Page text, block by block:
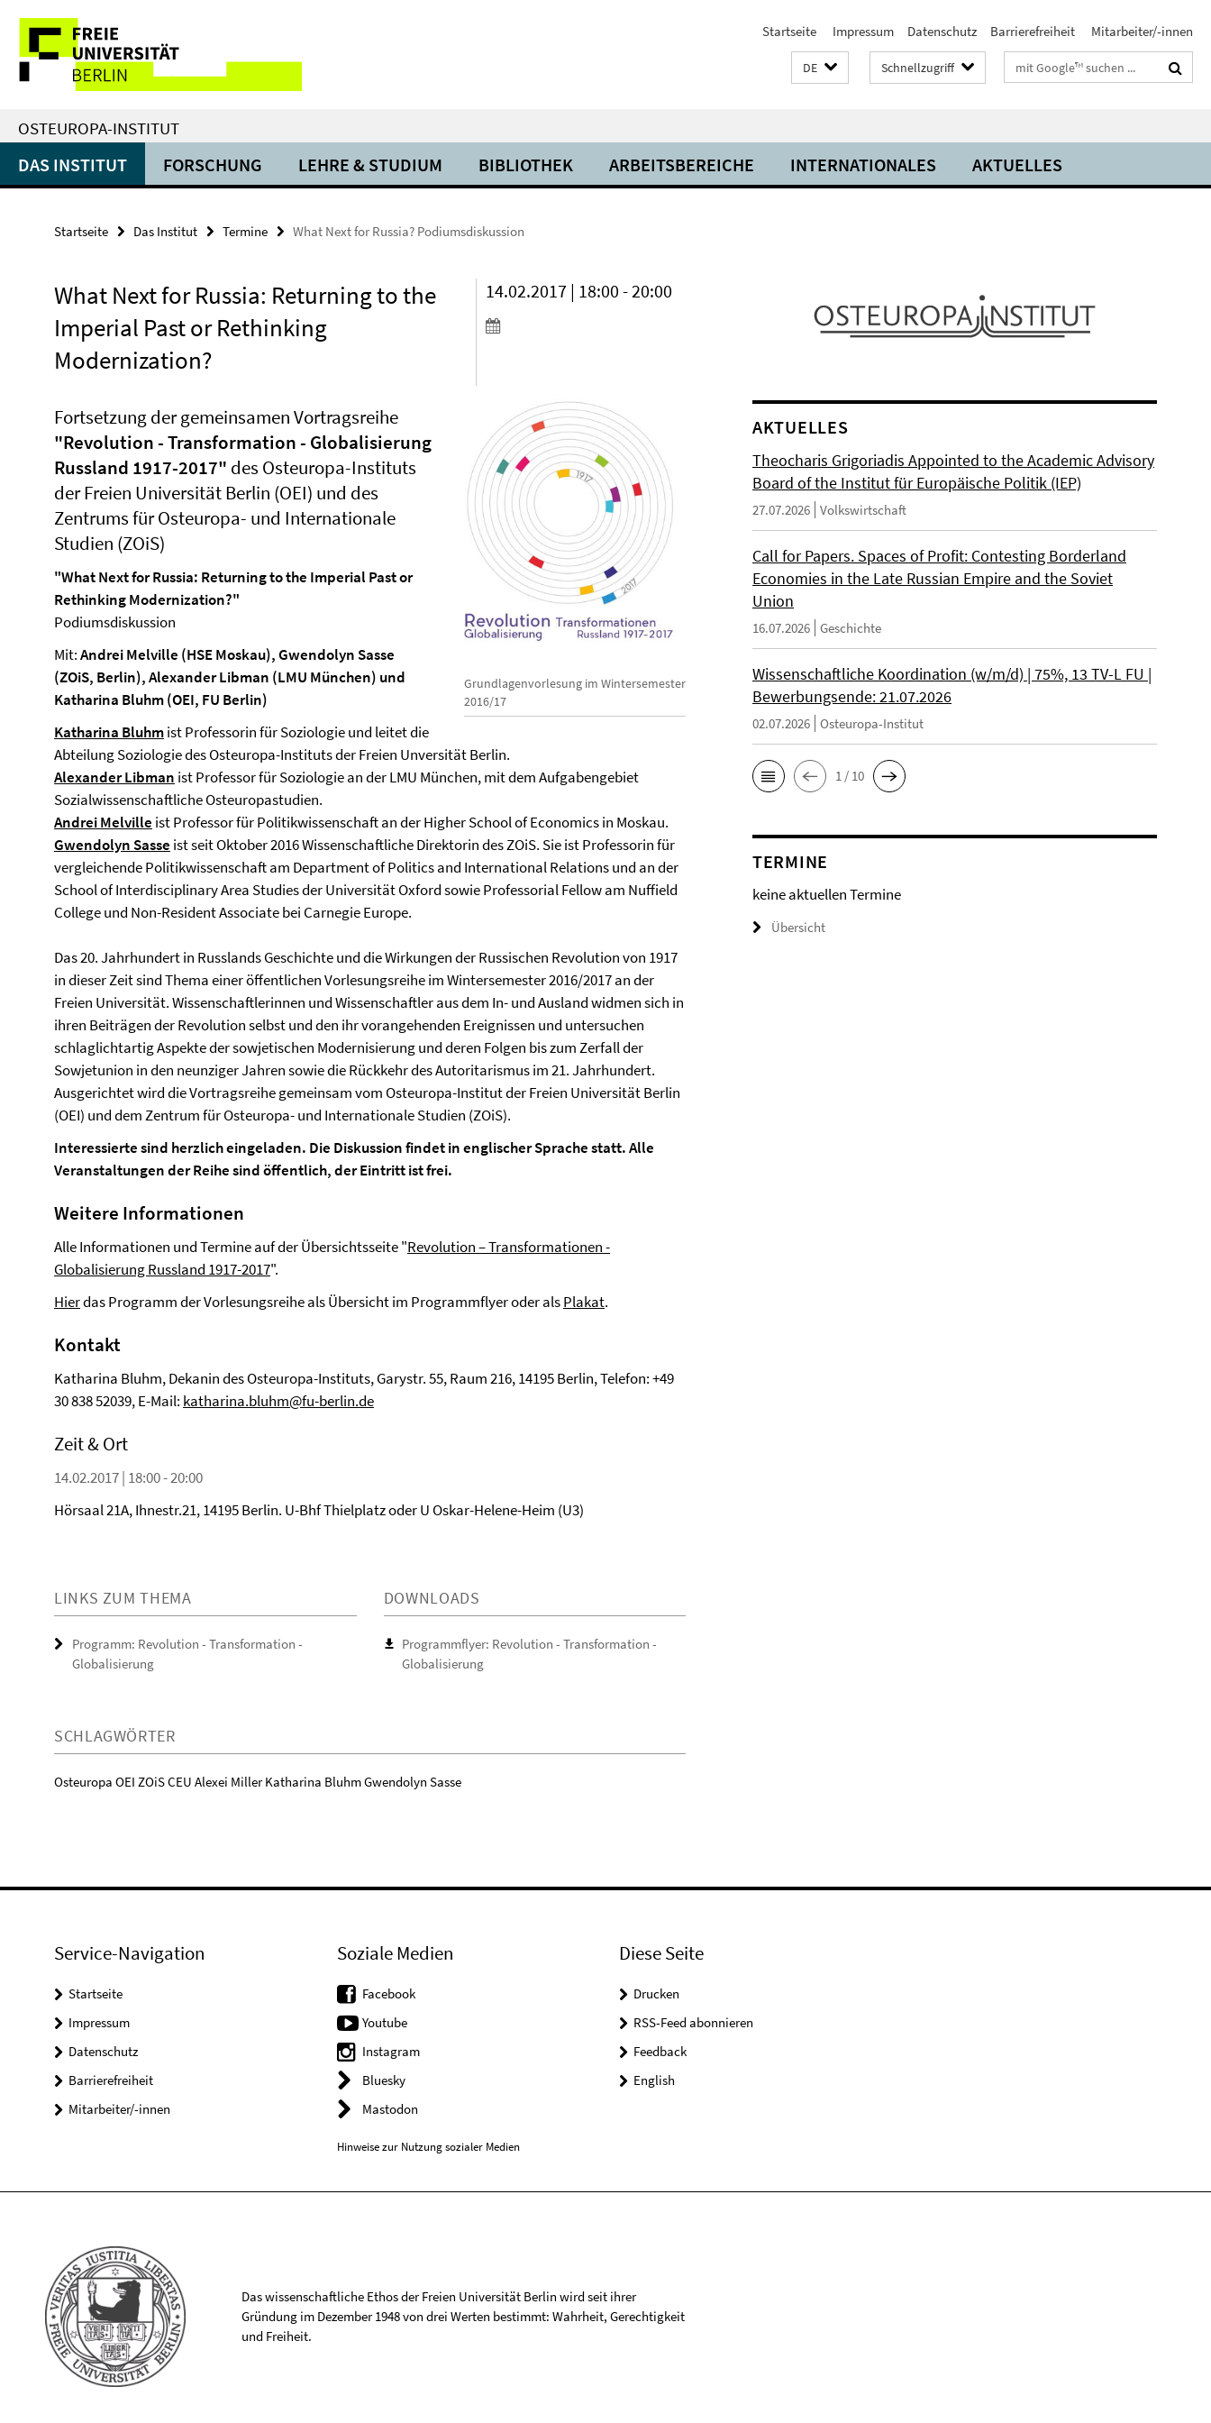
direkt
Inhalt
Service-
Navigation
Startseite Impressum Datenschutz Barrierefreiheit Mitarbeiter/-innen
DE Schnellzugriff Suchbegriffe
OSTEUROPA-INSTITUT
DAS INSTITUT FORSCHUNG LEHRE & STUDIUM BIBLIOTHEK ARBEITSBEREICHE INTERNATIONALES AKTUELLES
Startseite Das Institut Termine What Next for Russia? Podiumsdiskussion
What Next for Russia: Returning to the
Imperial Past or Rethinking
Modernization?
14.02.2017 | 18:00 - 20:00
Grundlagenvorlesung im Wintersemester
2016/17
Fortsetzung der gemeinsamen Vortragsreihe
"Revolution - Transformation - Globalisierung
Russland 1917-2017" des Osteuropa-Instituts
der Freien Universität Berlin (OEI) und des
Zentrums für Osteuropa- und Internationale
Studien (ZOiS)
"What Next for Russia: Returning to the Imperial Past or
Rethinking Modernization?"
Podiumsdiskussion
Mit:Andrei Melville (HSE Moskau), Gwendolyn Sasse
(ZOiS, Berlin), Alexander Libman (LMU München) und
Katharina Bluhm (OEI, FU Berlin)
Katharina Bluhmist Professorin für Soziologie und leitet die
Abteilung Soziologie des Osteuropa-Instituts der Freien Unversität Berlin.
Alexander Libman ist Professor für Soziologie an der LMU München, mit dem Aufgabengebiet
Sozialwissenschaftliche Osteuropastudien.
Andrei Melville ist Professor für Politikwissenschaft an der Higher School of Economics in Moskau.
Gwendolyn Sasse ist seit Oktober 2016 Wissenschaftliche Direktorin des ZOiS. Sie ist Professorin für
vergleichende Politikwissenschaft am Department of Politics and International Relations und an der
School of Interdisciplinary Area Studies der Universität Oxford sowie Professorial Fellow am Nuffield
College und Non-Resident Associate bei Carnegie Europe.
Das 20. Jahrhundert in Russlands Geschichte und die Wirkungen der Russischen Revolution von 1917
in dieser Zeit sind Thema einer öffentlichen Vorlesungsreihe im Wintersemester 2016/2017 an der
Freien Universität. Wissenschaftlerinnen und Wissenschaftler aus dem In- und Ausland widmen sich in
ihren Beiträgen der Revolution selbst und den ihr vorangehenden Ereignissen und untersuchen
schlaglichtartig Aspekte der sowjetischen Modernisierung und deren Folgen bis zum Zerfall der
Sowjetunion in den neunziger Jahren sowie die Rückkehr des Autoritarismus im 21. Jahrhundert.
Ausgerichtet wird die Vortragsreihe gemeinsam vom Osteuropa-Institut der Freien Universität Berlin
(OEI) und dem Zentrum für Osteuropa- und Internationale Studien (ZOiS).
Interessierte sind herzlich eingeladen. Die Diskussion findet in englischer Sprache statt. Alle
Veranstaltungen der Reihe sind öffentlich, der Eintritt ist frei.
Weitere Informationen
Alle Informationen und Termine auf der Übersichtsseite "Revolution – Transformationen -
Globalisierung Russland 1917-2017".
Hierdas Programm der Vorlesungsreihe als Übersicht im Programmflyer oder alsPlakat.
Kontakt
Katharina Bluhm, Dekanin des Osteuropa-Instituts, Garystr. 55, Raum 216, 14195 Berlin, Telefon: +49
30 838 52039, E-Mail: katharina.bluhm@fu-berlin.de
Zeit & Ort
14.02.2017 | 18:00 - 20:00
Hörsaal 21A, Ihnestr.21, 14195 Berlin. U-Bhf Thielplatz oder U Oskar-Helene-Heim (U3)
LINKS ZUM THEMA
Programm: Revolution - Transformation -
Globalisierung
DOWNLOADS
Programmflyer: Revolution - Transformation -
Globalisierung
SCHLAGWÖRTER
Osteuropa OEI ZOiS CEU Alexei Miller Katharina Bluhm Gwendolyn Sasse
AKTUELLES
Theocharis Grigoriadis Appointed to the Academic Advisory
Board of the Institut für Europäische Politik (IEP)
27.07.2026 Volkswirtschaft
Call for Papers. Spaces of Profit: Contesting Borderland
Economies in the Late Russian Empire and the Soviet
Union
16.07.2026 Geschichte
Wissenschaftliche Koordination (w/m/d) | 75%, 13 TV-L FU |
Bewerbungsende: 21.07.2026
02.07.2026 Osteuropa-Institut
1 / 10
TERMINE
keine aktuellen Termine
Übersicht
Service-Navigation
Startseite
Impressum
Datenschutz
Barrierefreiheit
Mitarbeiter/-innen
Soziale Medien
Facebook
Youtube
Instagram
Bluesky
Mastodon
Hinweise zur Nutzung sozialer Medien
Diese Seite
Drucken
RSS-Feed abonnieren
Feedback
English
Das wissenschaftliche Ethos der Freien Universität Berlin wird seit ihrer
Gründung im Dezember 1948 von drei Werten bestimmt: Wahrheit, Gerechtigkeit
und Freiheit.